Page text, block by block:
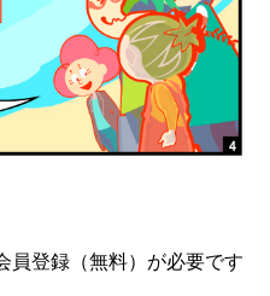
登録（無料）が必要です